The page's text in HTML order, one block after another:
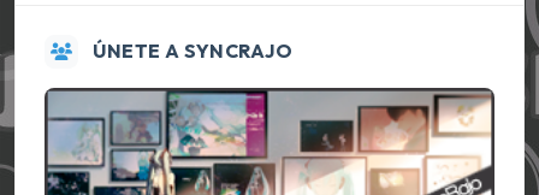
ÚNETE A SYNCRAJO